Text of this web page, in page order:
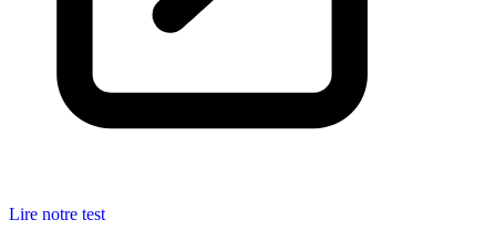
Lire notre test